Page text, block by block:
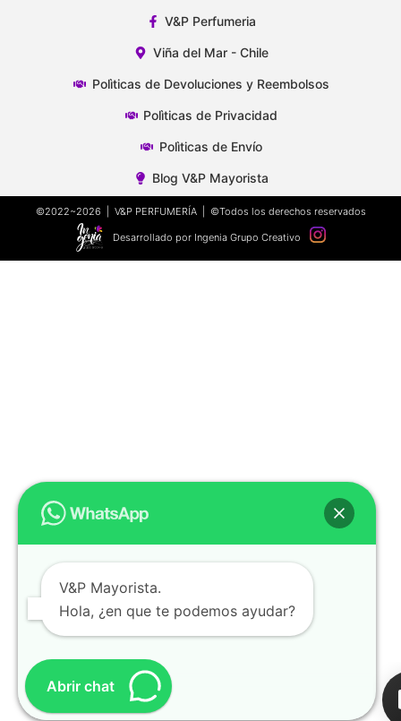
V&P Perfumeria
Viña del Mar - Chile
Polìticas de Devoluciones y Reembolsos
Polìticas de Privacidad
Polìticas de Envío
Blog V&P Mayorista
©2022~2026 | V&P PERFUMERÍA | ©Todos los derechos reservados
Desarrollado por Ingenia Grupo Creativo
V&P Mayorista.
Hola, ¿en que te podemos ayudar?
Abrir chat